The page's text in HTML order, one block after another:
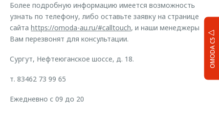
OMODA C5
Более подробную информацию имеется возможность
узнать по телефону, либо оставьте заявку на странице
сайта https://omoda-au.ru/#calltouch, и наши менеджеры
Вам перезвонят для консультации.
Сургут, Нефтеюганское шоссе, д. 18.
т. 83462 73 99 65
Ежедневно с 09 до 20